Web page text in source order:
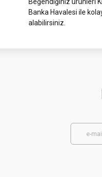
Banka Havalesi ile
alabilirsiniz.